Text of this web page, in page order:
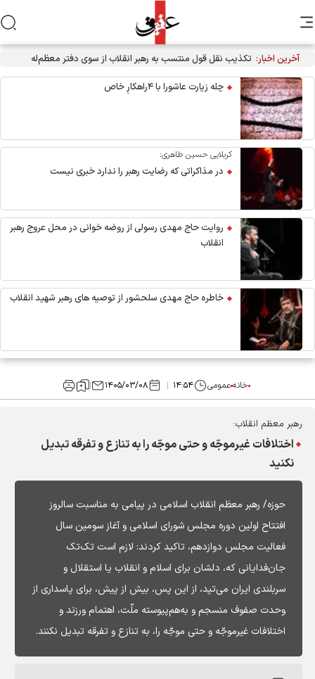
آخرین اخبار: تکذیب نقل قول منتسب به رهبر انقلاب از سوی دفتر معظم‌له
چله زیارت عاشورا با ۴راهکارِ خاص
کربلایی حسین طاهری:
در مذاکراتی که رضایت رهبر را ندارد خبری نیست
روایت حاج مهدی رسولی از روضه خوانی در محل عروج رهبر
انقلاب
خاطره حاج مهدی سلحشور از توصیه های رهبر شهید انقلاب
خانهعمومی ۱۴:۵۴ ۱۴۰۵/۰۳/۰۸
رهبر معظم انقلاب:
اختلافات غیرموجّه و حتی موجّه را به تنازع و تفرقه تبدیل
نکنید
حوزه/ رهبر معظم انقلاب اسلامی در پیامی به مناسبت سالروز
افتتاح اولین دوره مجلس شورای اسلامی و آغاز سومین سال
فعالیت مجلس دوازدهم، تاکید کردند: لازم است تک‌تک
جان‌فدایانی که، دلشان برای اسلام و انقلاب یا استقلال و
سربلندی ایران می‌تپد، از این پس، بیش از پیش، برای پاسداری از
وحدت صفوف منسجم و به‌هم‌پیوسته ملّت، اهتمام ورزند و
اختلافات غیرموجّه و حتی موجّه را، به تنازع و تفرقه تبدیل نکنند.